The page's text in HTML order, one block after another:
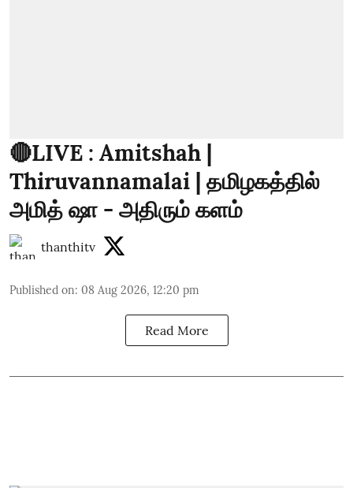
🔴LIVE : Amitshah |
Thiruvannamalai | தமிழகத்தில்
அமித் ஷா - அதிரும் களம்
thanthitv
Published on: 08 Aug 2026, 12:20 pm
Read More